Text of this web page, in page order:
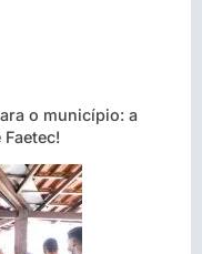
o município: a